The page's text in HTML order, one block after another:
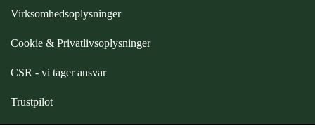
Virksomhedsoplysninger
Cookie & Privatlivsoplysninger
CSR - vi tager ansvar
Trustpilot